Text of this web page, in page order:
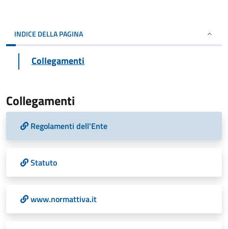
INDICE DELLA PAGINA
Collegamenti
Collegamenti
Regolamenti dell'Ente
Statuto
www.normattiva.it